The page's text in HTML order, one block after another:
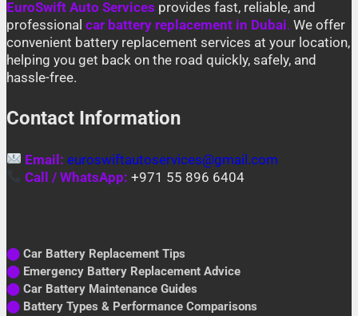
EuroSwift Auto Services provides fast, reliable, and
professional car battery replacement in Dubai. We offer
convenient battery replacement services at your location,
helping you get back on the road quickly, safely, and
hassle-free.
Contact Information
Email: euroswiftautoservices@gmail.com
Call / WhatsApp: +971 55 896 6404
⬤ Car Battery Replacement Tips
⬤ Emergency Battery Replacement Advice
⬤ Car Battery Maintenance Guides
⬤ Battery Types & Performance Comparisons